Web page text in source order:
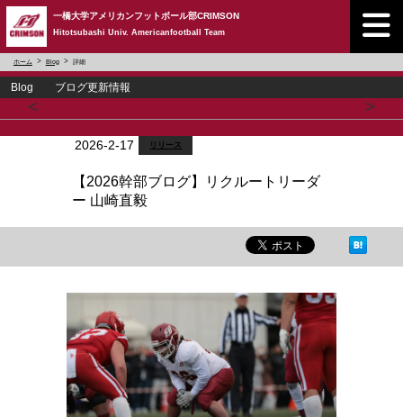
一橋大学アメリカンフットボール部CRIMSON
Hitotsubashi Univ. Americanfootball Team
ホーム Blog 詳細
Blog ブログ更新情報
< >
2026-2-17 リリース
【2026幹部ブログ】リクルートリーダ
ー 山崎直毅